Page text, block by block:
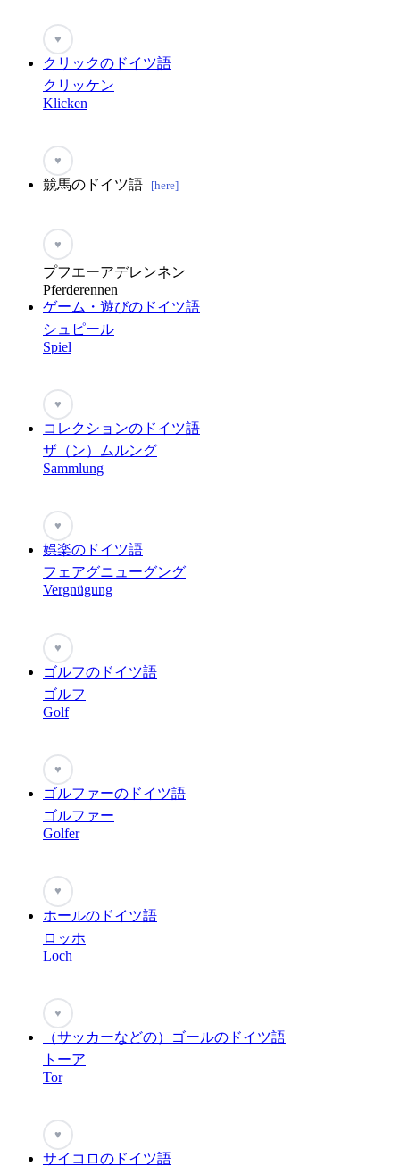
♥
クリックのドイツ語
クリッケン
Klicken
♥
競馬のドイツ語 [here]
♥
プフエーアデレンネン
Pferderennen
ゲーム・遊びのドイツ語
シュピール
Spiel
♥
コレクションのドイツ語
ザ（ン）ムルング
Sammlung
♥
娯楽のドイツ語
フェアグニューグング
Vergnügung
♥
ゴルフのドイツ語
ゴルフ
Golf
♥
ゴルファーのドイツ語
ゴルファー
Golfer
♥
ホールのドイツ語
ロッホ
Loch
♥
（サッカーなどの）ゴールのドイツ語
トーア
Tor
♥
サイコロのドイツ語